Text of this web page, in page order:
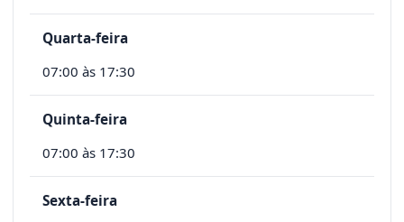
Quarta-feira
07:00 às 17:30
Quinta-feira
07:00 às 17:30
Sexta-feira